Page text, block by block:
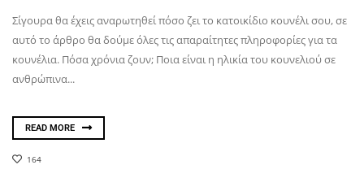
Σίγουρα θα έχεις αναρωτηθεί πόσο ζει το κατοικίδιο κουνέλι σου, σε
αυτό το άρθρο θα δούμε όλες τις απαραίτητες πληροφορίες για τα
κουνέλια. Πόσα χρόνια ζουν; Ποια είναι η ηλικία του κουνελιού σε
ανθρώπινα...
READ MORE
164